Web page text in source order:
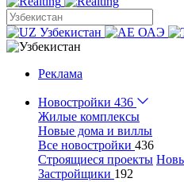
Узбекистан ОАЭ
Реклама
Новостройки 436
Жилые комплексы
Новые дома и виллы
Все новостройки 436
Строящиеся проекты
Застройщики 192